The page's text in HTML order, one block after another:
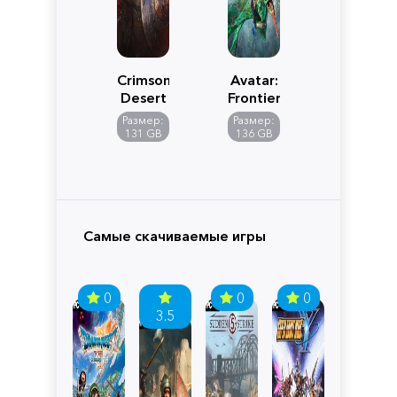
Crimson
Desert
Размер:
131 GB
Avatar:
Frontiers
of
Pandora
Размер:
136 GB
Самые скачиваемые игры
0
3.5
0 0